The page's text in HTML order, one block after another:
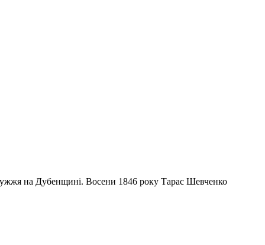
на Дубенщині. Восени 1846 року Тарас Шевченко